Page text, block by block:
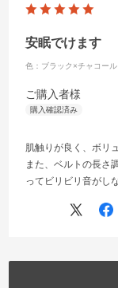
安眠でけます
色：ブラック×チャコー
ご購入者様
肌触りが良く、ボリ
また、ベルトの長さ
ってビリビリ音がし